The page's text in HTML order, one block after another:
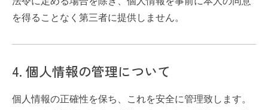
を得ることなく第三者に提供しません。
4. 個人情報の管理について
個人情報の正確性を保ち、これを安全に管理致します。